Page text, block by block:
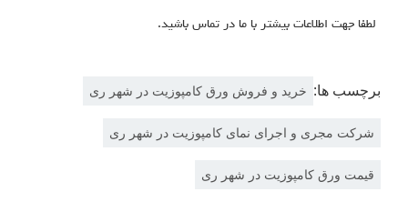
لطفا جهت اطلاعات بیشتر با ما در تماس باشید.
برچسب ها: خرید و فروش ورق کامپوزیت در شهر ری
شرکت مجری و اجرای نمای کامپوزیت در شهر ری
قیمت ورق کامپوزیت در شهر ری